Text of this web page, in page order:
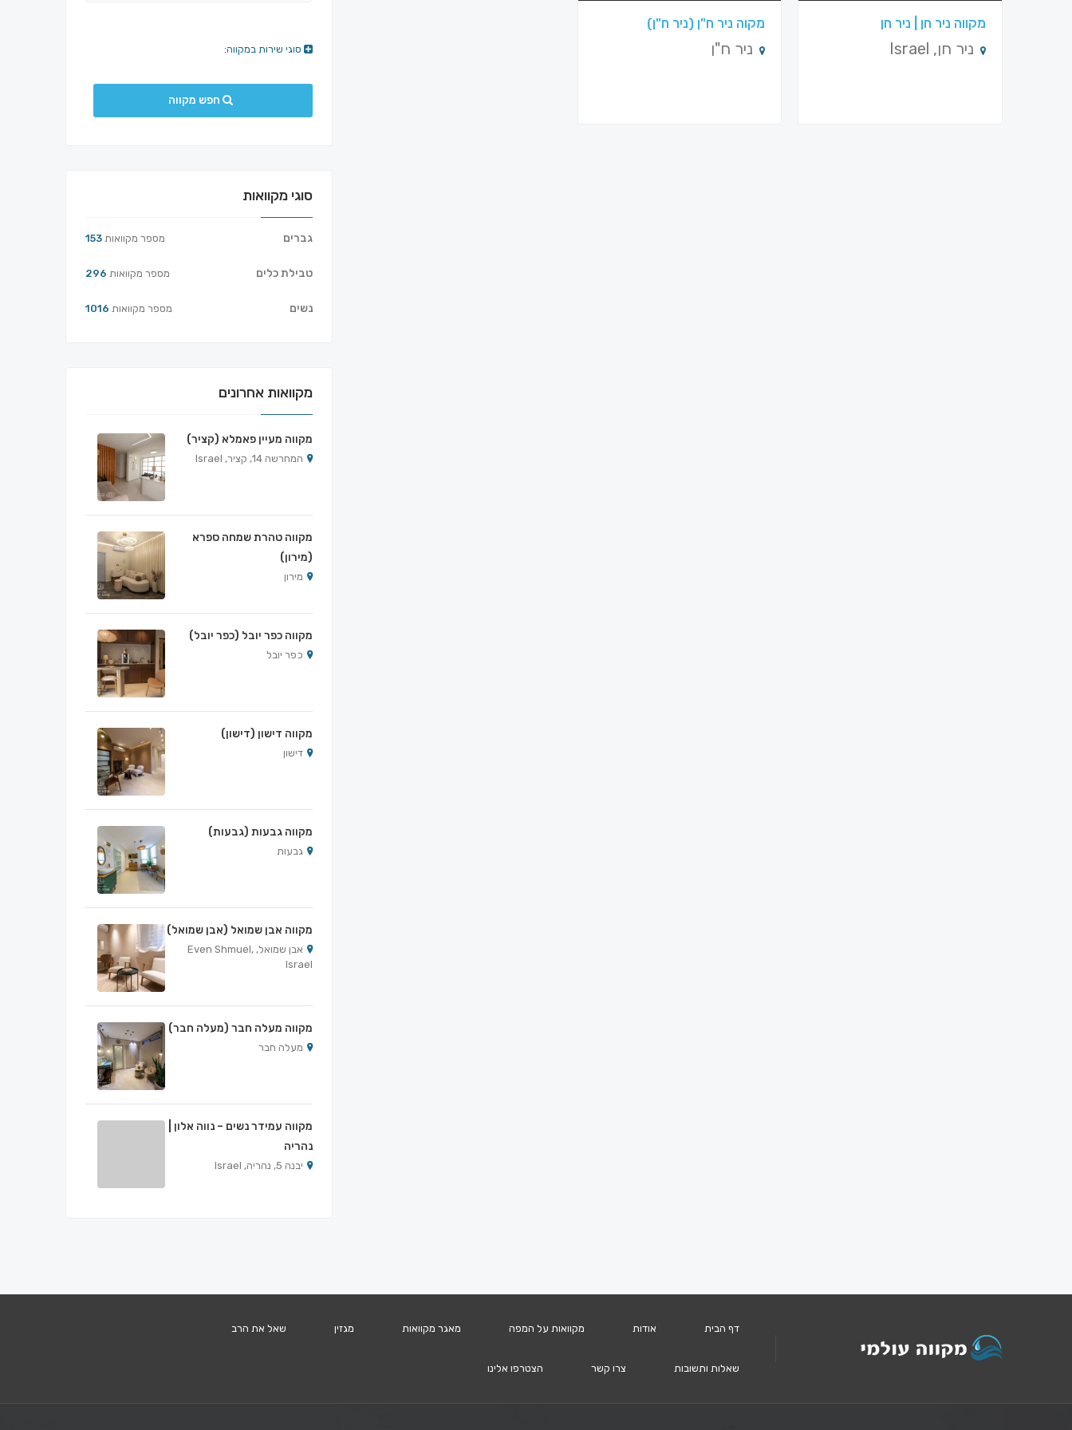
מקווה ניר חן | ניר חן
ניר חן, Israel
מקוה ניר ח"ן (ניר ח"ן)
ניר ח"ן סוגי שירות במקווה:
חפש מקווה
סוגי מקוואות
גברים 153 מספר מקוואות
טבילת כלים 296 מספר מקוואות
נשים 1016 מספר מקוואות
מקוואות אחרונים
מקווה מעיין פאמלא (קציר)
המחרשה 14, קציר, Israel
מקווה טהרת שמחה ספרא
(מירון)
מירון
מקווה כפר יובל (כפר יובל)
כפר יובל
מקווה דישון (דישון)
דישון
מקווה גבעות (גבעות)
גבעות
מקווה אבן שמואל (אבן שמואל)
אבן שמואל, Even Shmuel,
Israel
מקווה מעלה חבר (מעלה חבר)
מעלה חבר
מקווה עמידר נשים – נווה אלון |
נהריה
יבנה 5, נהריה, Israel
דף הבית אודות מקוואות על המפה מאגר מקוואות מגזין שאל את הרב
שאלות ותשובות צרו קשר הצטרפו אלינו